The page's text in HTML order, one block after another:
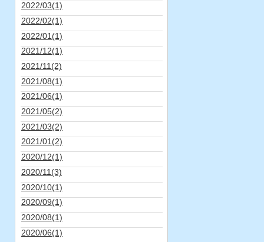
2022/03(1)
2022/02(1)
2022/01(1)
2021/12(1)
2021/11(2)
2021/08(1)
2021/06(1)
2021/05(2)
2021/03(2)
2021/01(2)
2020/12(1)
2020/11(3)
2020/10(1)
2020/09(1)
2020/08(1)
2020/06(1)